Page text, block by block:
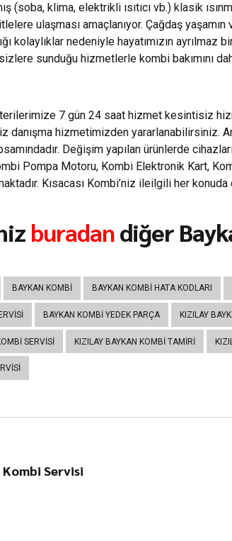
(soba, klima, elektrikli ısıtıcı vb.) klasik
ulaşması amaçlanıyor. Çağdaş
kolaylıklar nedeniyle hayatımızın
sizlere sunduğu hizmetlerle kombi bakımını
7 gün 24 saat hizmet kesintisiz
danışma hizmetimizden yararlanabilirsiniz.
Değişim yapılan ürünlerde
Pompa Motoru, Kombi Elektronik Kart,
Kısacası Kombi’niz ileilgili her
buradandiğer
BAYKAN KOMBI BAYKAN KOMBI HATA KODLARI
BAYKAN KOMBI YEDEK PARÇA KIZILAY
SERVISI KIZILAY BAYKAN KOMBI TAMIRI
Kombi Servisi